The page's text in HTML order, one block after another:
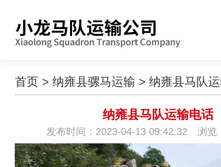
首页 > 纳雍县骡马运输 > 纳雍县马队
纳雍县马队运输电话
发布时间：2023-04-13 09:42:32 浏览